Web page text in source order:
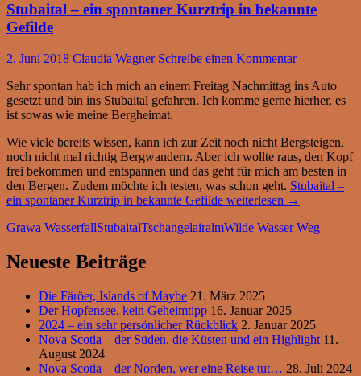
Stubaital – ein spontaner Kurztrip in bekannte
Gefilde
2. Juni 2018 Claudia Wagner Schreibe einen Kommentar
Sehr spontan hab ich mich an einem Freitag Nachmittag ins Auto
gesetzt und bin ins Stubaital gefahren. Ich komme gerne hierher, es
ist sowas wie meine Bergheimat.
Wie viele bereits wissen, kann ich zur Zeit noch nicht Bergsteigen,
noch nicht mal richtig Bergwandern. Aber ich wollte raus, den Kopf
frei bekommen und entspannen und das geht für mich am besten in
den Bergen. Zudem möchte ich testen, was schon geht. Stubaital –
ein spontaner Kurztrip in bekannte Gefilde weiterlesen →
Grawa WasserfallStubaitalTschangelairalmWilde Wasser Weg
Neueste Beiträge
Die Färöer, Islands of Maybe 21. März 2025
Der Hopfensee, kein Geheimtipp 16. Januar 2025
2024 – ein sehr persönlicher Rückblick 2. Januar 2025
Nova Scotia – der Süden, die Küsten und ein Highlight 11.
August 2024
Nova Scotia – der Norden, wer eine Reise tut… 28. Juli 2024